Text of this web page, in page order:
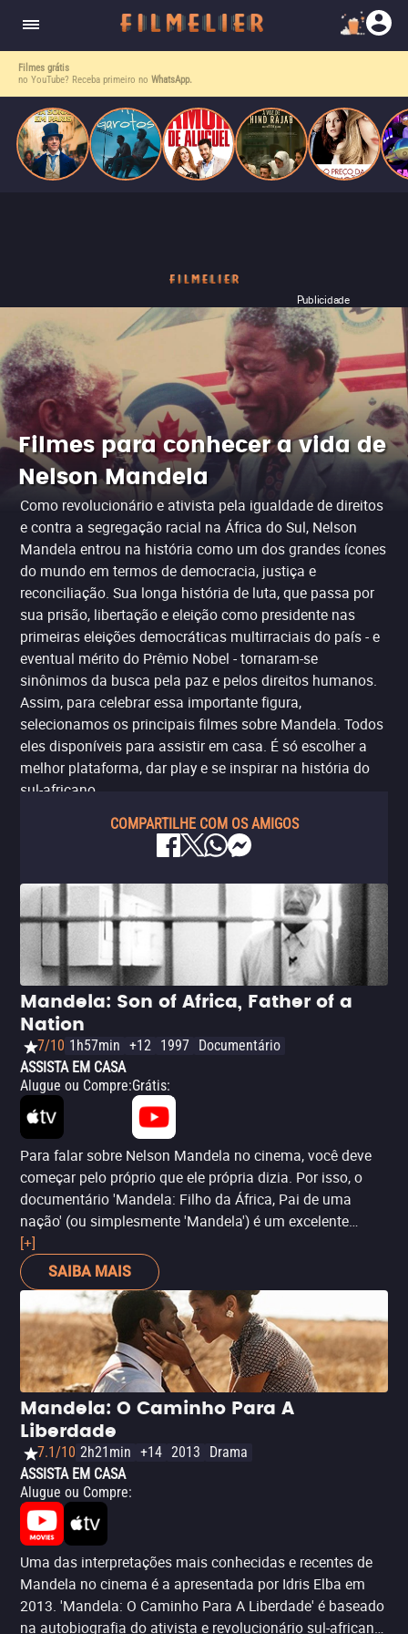
Filmes grátis
no YouTube? Receba primeiro no WhatsApp.
Publicidade
Filmes para conhecer a vida de
Nelson Mandela
Como revolucionário e ativista pela igualdade de direitos
e contra a segregação racial na África do Sul, Nelson
Mandela entrou na história como um dos grandes ícones
do mundo em termos de democracia, justiça e
reconciliação. Sua longa história de luta, que passa por
sua prisão, libertação e eleição como presidente nas
primeiras eleições democráticas multirraciais do país - e
eventual mérito do Prêmio Nobel - tornaram-se
sinônimos da busca pela paz e pelos direitos humanos.
Assim, para celebrar essa importante figura,
selecionamos os principais filmes sobre Mandela. Todos
eles disponíveis para assistir em casa. É só escolher a
melhor plataforma, dar play e se inspirar na história do
sul-africano.
COMPARTILHE COM OS AMIGOS
Mandela: Son of Africa, Father of a
Nation
7/10 1h57min +12 1997 Documentário
ASSISTA EM CASA
Alugue ou Compre:Grátis:
Para falar sobre Nelson Mandela no cinema, você deve
começar pelo próprio que ele própria dizia. Por isso, o
documentário 'Mandela: Filho da África, Pai de uma
nação' (ou simplesmente 'Mandela') é um excelente
ponto de partida. É uma crônica emocional do
carismático e proeminente "pai da pátria" da África do
Sul, desde sua juventude até seu ativismo, seu tempo na
prisão e sua eventual ascensão à presidência como o
primeiro presidente democraticamente eleito em seu
país. Disponível gratuitamente no YouTube.
[+]
SAIBA MAIS
Mandela: O Caminho Para A
Liberdade
7.1/10 2h21min +14 2013
Drama
ASSISTA EM CASA
Alugue ou Compre:
Uma das interpretações mais conhecidas e recentes de
Mandela no cinema é a apresentada por Idris Elba em
2013. 'Mandela: O Caminho Para A Liberdade' é baseado
na autobiografia do ativista e revolucionário sul-africano,
Paris
obras-primas, participa de festas e busca romance